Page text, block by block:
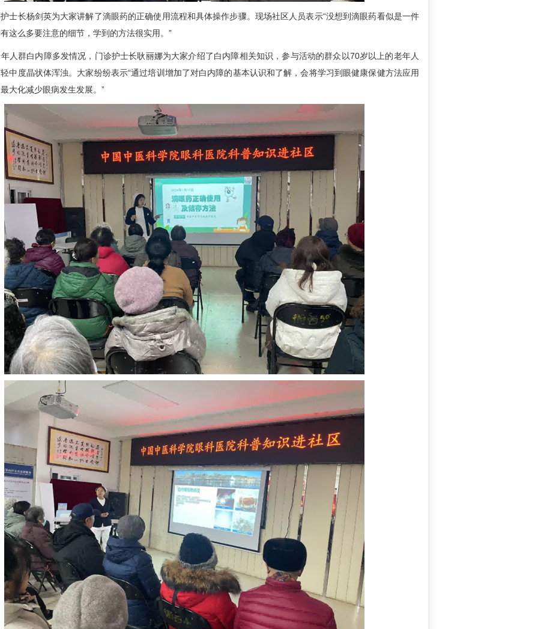
长杨剑英为大家讲解了滴眼药的正确使用流程和具体操作步骤。现场社区人员表示“没想到滴眼药看似是一件
这么多要注意的细节，学到的方法很实用。”
群白内障多发情况，门诊护士长耿丽娜为大家介绍了白内障相关知识，参与活动的群众以70岁以上的老年人
中度晶状体浑浊。大家纷纷表示“通过培训增加了对白内障的基本认识和了解，会将学习到眼健康保健方法应用
大化减少眼病发生发展。”